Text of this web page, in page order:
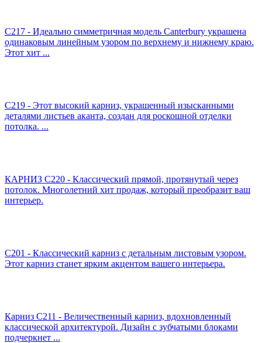
C217 - Идеально симметричная модель Canterbury украшена
одинаковым линейным узором по верхнему и нижнему краю.
Этот хит ...
C219 - Этот высокий карниз, украшенный изысканными
деталями листьев аканта, создан для роскошной отделки
потолка. ...
КАРНИЗ C220 - Классический прямой, протянутый через
потолок. Многолетний хит продаж, который преобразит ваш
интерьер.
C201 - Классический карниз с детальным листовым узором.
Этот карниз станет ярким акцентом вашего интерьера.
Карниз C211 - Величественный карниз, вдохновленный
классической архитектурой. Дизайн с зубчатыми блоками
подчеркнет ...